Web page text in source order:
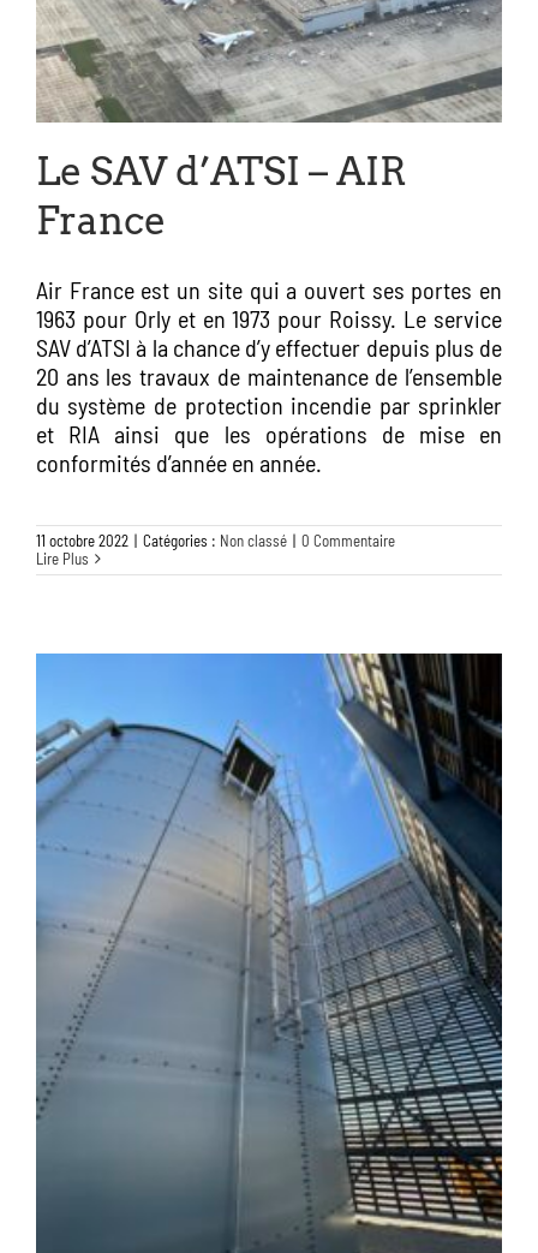
Le SAV d’ATSI – AIR
France
Air France est un site qui a ouvert ses portes en
1963 pour Orly et en 1973 pour Roissy. Le service
SAV d’ATSI à la chance d’y effectuer depuis plus de
20 ans les travaux de maintenance de l’ensemble
du système de protection incendie par sprinkler
et RIA ainsi que les opérations de mise en
conformités d’année en année.
11 octobre 2022 | Catégories : Non classé | 0 Commentaire
Lire Plus